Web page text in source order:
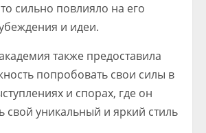
сильно повлияло на его
и идеи.
также предоставила
попробовать свои силы в
и спорах, где он
свой уникальный и яркий стиль